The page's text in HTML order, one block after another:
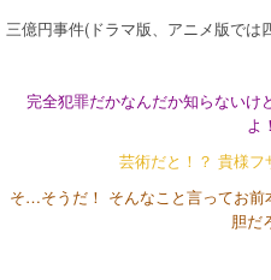
三億円事件(ドラマ版、アニメ版では
完全犯罪だかなんだか知らない
よ
芸術だと！？ 貴様
そ…そうだ！ そんなこと言ってお
胆だ